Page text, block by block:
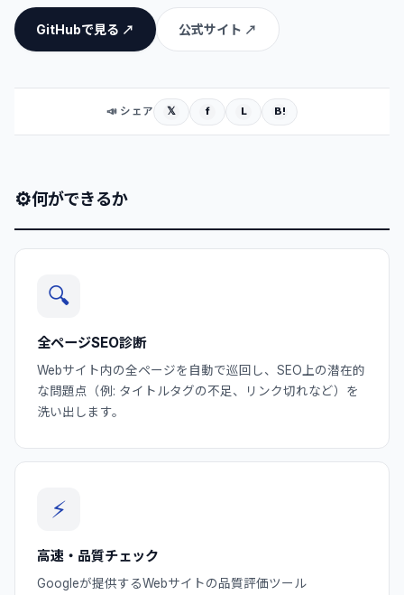
GitHubで見る ↗ 公式サイト ↗
📣 シェア 𝕏 f L B!
⚙何ができるか
🔍
全ページSEO診断
Webサイト内の全ページを自動で巡回し、SEO上の潜在的
な問題点（例: タイトルタグの不足、リンク切れなど）を
洗い出します。
⚡
高速・品質チェック
Googleが提供するWebサイトの品質評価ツール